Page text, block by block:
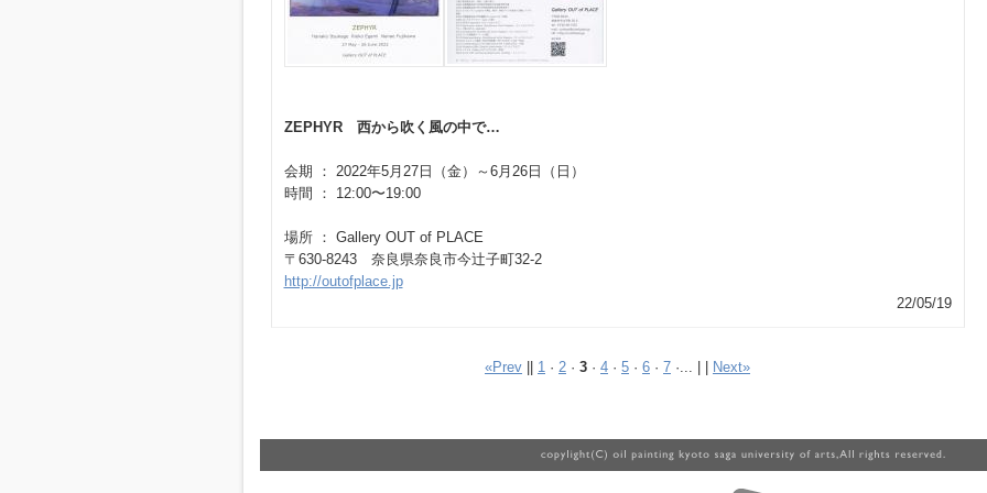
ZEPHYR 西から吹く風の中で…
会期 ： 2022年5月27日（金）～6月26日（日）
時間 ： 12:00〜19:00
場所 ： Gallery OUT of PLACE
〒630-8243 奈良県奈良市今辻子町32-2
http://outofplace.jp
22/05/19
«Prev 1 · 2 · 3 · 4 · 5 · 6 · 7 ·... | | Next»